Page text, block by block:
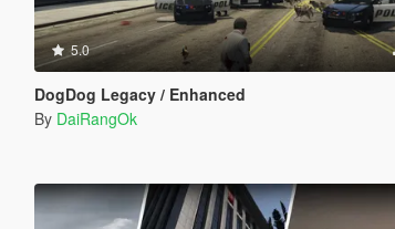
5.0
DogDog Legacy / Enhanced
By DaiRangOk